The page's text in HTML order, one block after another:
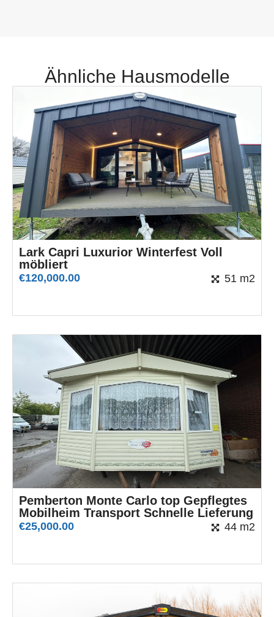
Ähnliche Hausmodelle
Lark Capri Luxurior Winterfest Voll
möbliert
€120,000.00 51 m2
Pemberton Monte Carlo top Gepflegtes
Mobilheim Transport Schnelle Lieferung
€25,000.00 44 m2